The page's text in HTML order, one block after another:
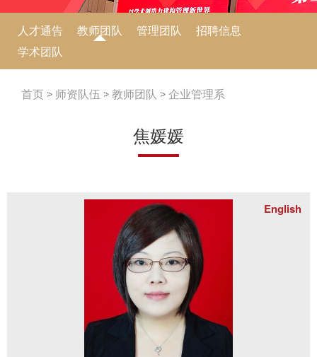
人才通告 教师团队 管理团队
招聘信息
学术团队
首页 师资队伍 教师团队 企业管理系
焦媛媛
English